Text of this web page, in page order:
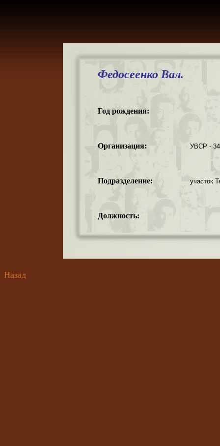
Федосеенко Вал.
Год рождения:
Организация: УВСР -
Подразделение: участок
Должность:
Назад